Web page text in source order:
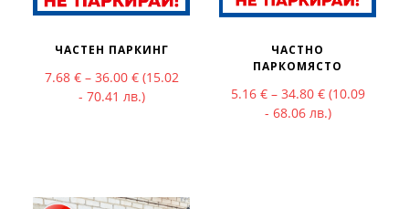
ЧАСТЕН ПАРКИНГ
7.68 € – 36.00 €Price range: 7.68 € through 36.00 €
(15.02
- 70.41 лв.)
ЧАСТНО
ПАРКОМЯСТО
5.16 € – 34.80 €Price range:
(10.09
- 68.06 лв.)